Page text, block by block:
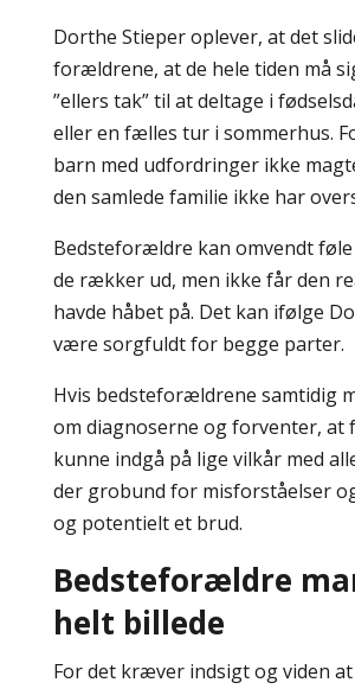
Dorthe Stieper oplever, at det
forældrene, at de hele tiden må
”ellers tak” til at deltage i
eller en fælles tur i sommerhus.
barn med udfordringer ikke
den samlede familie ikke har
Bedsteforældre kan omvendt
de rækker ud, men ikke får den
havde håbet på. Det kan ifølge
være sorgfuldt for begge parter.
Hvis bedsteforældrene samtidig
om diagnoserne og forventer, at
kunne indgå på lige vilkår med
der grobund for misforståelser
og potentielt et brud.
Bedsteforældre
helt billede
For det kræver indsigt og viden